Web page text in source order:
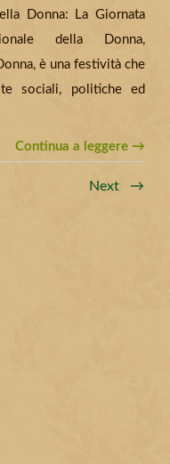
Donna: La Giornata
della Donna,
è una festività che
sociali, politiche ed
Continua a leggere →
Next →